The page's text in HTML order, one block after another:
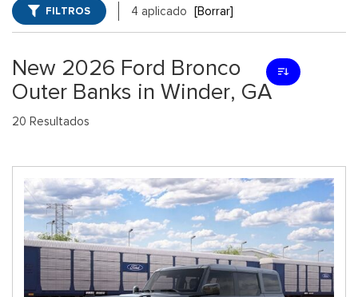
FILTROS 4 aplicado [Borrar]
New 2026 Ford Bronco
Outer Banks in Winder, GA
20 Resultados